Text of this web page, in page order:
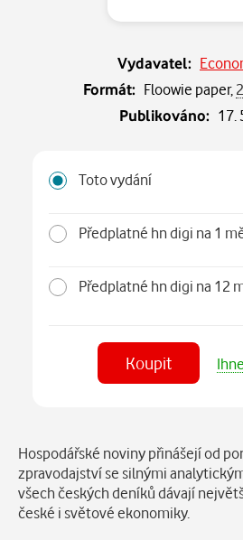
Vydavatel:
Formát: Floowie paper,
Publikováno: 17.
Toto vydání
Předplatné hn digi na 1
Předplatné hn digi na 12
Koupit
Popis
Hospodářské noviny přinášejí od
zpravodajství se silnými
všech českých deníků dávají
české i světové ekonomiky.